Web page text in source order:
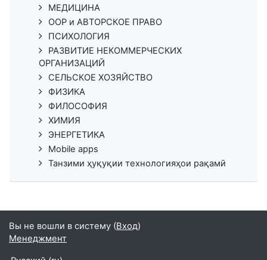
МЕДИЦИНА
ООР и АВТОРСКОЕ ПРАВО
ПСИХОЛОГИЯ
РАЗВИТИЕ НЕКОММЕРЧЕСКИХ
ОРГАНИЗАЦИЙ
СЕЛЬСКОЕ ХОЗЯЙСТВО
ФИЗИКА
ФИЛОСОФИЯ
ХИМИЯ
ЭНЕРГЕТИКА
Mobile apps
Танзими ҳуқуқии технологияҳои рақамӣ
Вы не вошли в систему (Вход)
Менеджмент